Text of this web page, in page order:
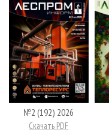
№2 (192) 2026
Скачать PDF